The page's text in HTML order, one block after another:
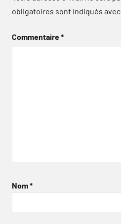
obligatoires sont indiqués avec
Commentaire*
Nom*